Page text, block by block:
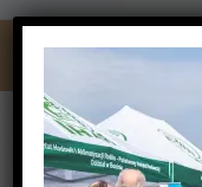
DSC_1999 (Copy)
DSC_1999 (Copy)